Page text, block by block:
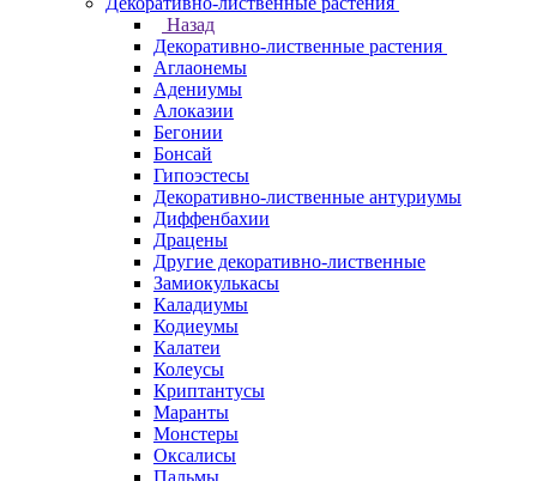
Назад
Декоративно-лиственные растения
Аглаонемы
Адениумы
Алоказии
Бегонии
Бонсай
Гипоэстесы
Декоративно-лиственные антуриумы
Диффенбахии
Драцены
Другие декоративно-лиственные
Замиокулькасы
Каладиумы
Кодиеумы
Калатеи
Колеусы
Криптантусы
Маранты
Монстеры
Оксалисы
Пальмы